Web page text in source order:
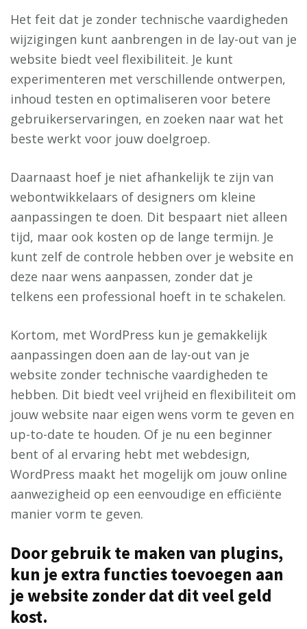
Het feit dat je zonder technische vaardigheden
wijzigingen kunt aanbrengen in de lay-out van je
website biedt veel flexibiliteit. Je kunt
experimenteren met verschillende ontwerpen,
inhoud testen en optimaliseren voor betere
gebruikerservaringen, en zoeken naar wat het
beste werkt voor jouw doelgroep.
Daarnaast hoef je niet afhankelijk te zijn van
webontwikkelaars of designers om kleine
aanpassingen te doen. Dit bespaart niet alleen
tijd, maar ook kosten op de lange termijn. Je
kunt zelf de controle hebben over je website en
deze naar wens aanpassen, zonder dat je
telkens een professional hoeft in te schakelen.
Kortom, met WordPress kun je gemakkelijk
aanpassingen doen aan de lay-out van je
website zonder technische vaardigheden te
hebben. Dit biedt veel vrijheid en flexibiliteit om
jouw website naar eigen wens vorm te geven en
up-to-date te houden. Of je nu een beginner
bent of al ervaring hebt met webdesign,
WordPress maakt het mogelijk om jouw online
aanwezigheid op een eenvoudige en efficiënte
manier vorm te geven.
Door gebruik te maken van plugins,
kun je extra functies toevoegen aan
je website zonder dat dit veel geld
kost.